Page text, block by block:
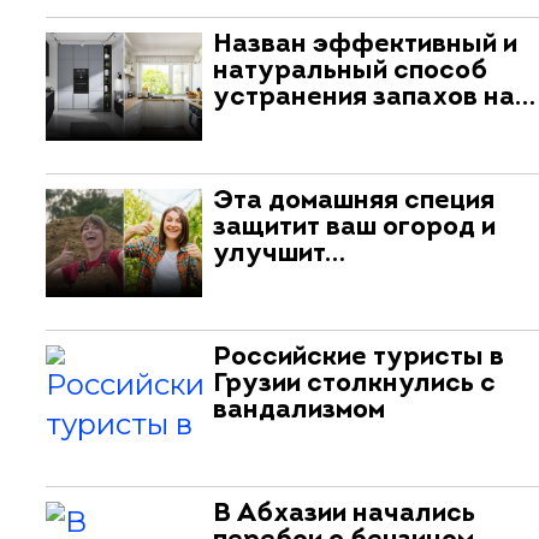
Назван эффективный и
натуральный способ
устранения запахов на…
Эта домашняя специя
защитит ваш огород и
улучшит…
Российские туристы в
Грузии столкнулись с
вандализмом
В Абхазии начались